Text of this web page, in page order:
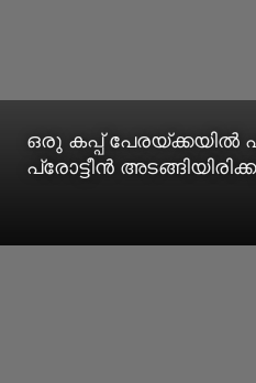
ഒരു കപ്പ് പേരയ്ക്കയിൽ
പ്രോട്ടീൻ